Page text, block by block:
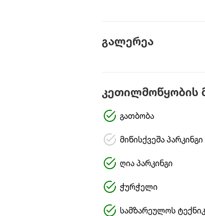
გალერეა
კეთილმოწყობის
გათბობა
მიწისქვეშა პარკინგი
ღია პარკინგი
ჭურჭელი
სამზარეულოს